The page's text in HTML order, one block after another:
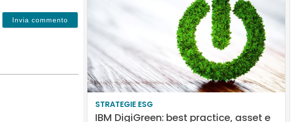
STRATEGIE ESG
IBM DigiGreen: best practice, asset e